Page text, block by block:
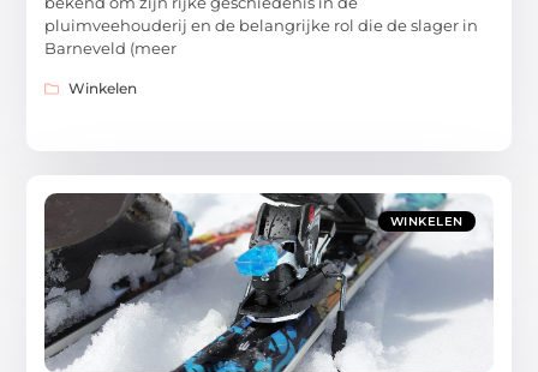
pluimveehouderij en de belangrijke rol die de slager in
Barneveld (meer
Winkelen
WINKELEN